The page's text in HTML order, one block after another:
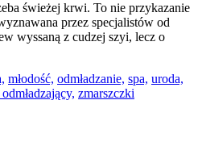
świeżej krwi. To nie przykazanie
przez specjalistów od
wyssaną z cudzej szyi, lecz o
młodość, odmładzanie, spa, uroda,
zmarszczki